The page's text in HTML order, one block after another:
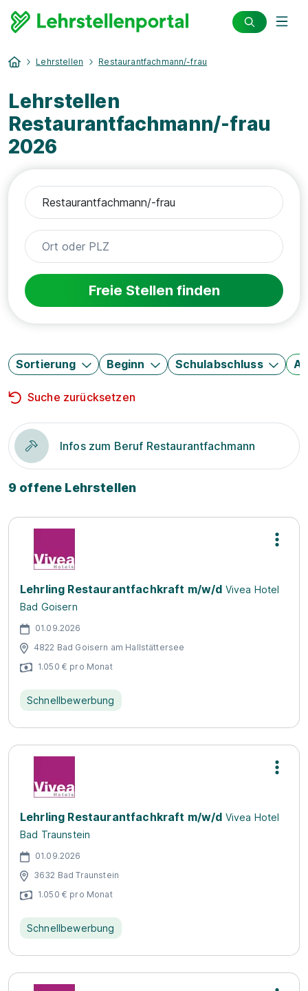
Lehrstellen Restaurantfachmann/-frau
Lehrstellen
Restaurantfachmann/-frau
2026
Freie Stellen finden
Sortierung Beginn Schulabschluss
Suche zurücksetzen
Infos zum Beruf Restaurantfachmann
9 offene Lehrstellen
Lehrling Restaurantfachkraft m/w/d Vivea Hotel
Bad Goisern
01.09.2026
4822 Bad Goisern am Hallstättersee
1.050 € pro Monat
Schnellbewerbung
Lehrling Restaurantfachkraft m/w/d Vivea Hotel
Bad Traunstein
01.09.2026
3632 Bad Traunstein
1.050 € pro Monat
Schnellbewerbung